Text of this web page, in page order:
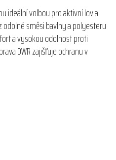
ideální volbou pro aktivní lov a
směsi bavlny a polyesteru
a vysokou odolnost proti
DWR zajišťuje ochranu v